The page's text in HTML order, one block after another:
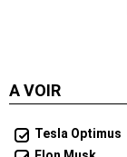
A VOIR
Tesla Optimus